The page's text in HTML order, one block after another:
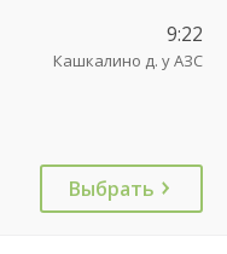
9:22
Кашкалино д. у АЗС
Выбрать